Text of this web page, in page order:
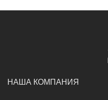
НАША КОМПАНИЯ